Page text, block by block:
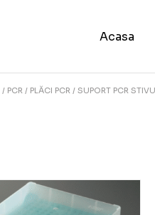
Acasa
PCR PLĂCI PCR SUPORT PCR